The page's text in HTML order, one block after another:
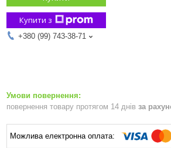
Купити з
+380 (99) 743-38-71
повернення товару протягом 14 днів за